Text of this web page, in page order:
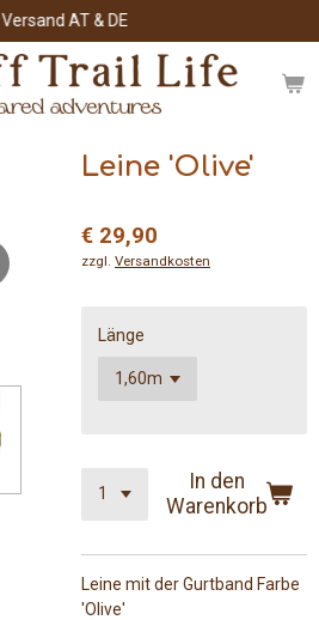
Versand AT & DE
Leine 'Olive'
€ 29,90
zzgl. Versandkosten
Länge
In den
Warenkorb
Leine mit der Gurtband Farbe
'Olive'